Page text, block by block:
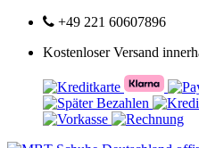
+49 221 60607896
Kostenloser Versand